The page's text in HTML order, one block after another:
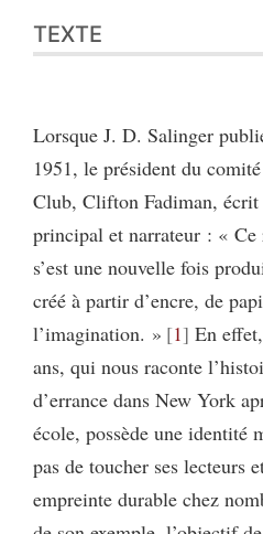
TEXTE
Lorsque J. D. Salinger
1951, le président du
Club, Clifton Fadiman, écrit
principal et narrateur : «
s’est une nouvelle fois
créé à partir d’encre, de
l’imagination. » 1 En
ans, qui nous raconte
d’errance dans New York
école, possède une identité
pas de toucher ses lecteurs
empreinte durable chez